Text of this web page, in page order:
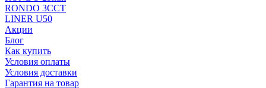
RONDO 3CCT
LINER U50
Акции
Блог
Как купить
Условия оплаты
Условия доставки
Гарантия на товар